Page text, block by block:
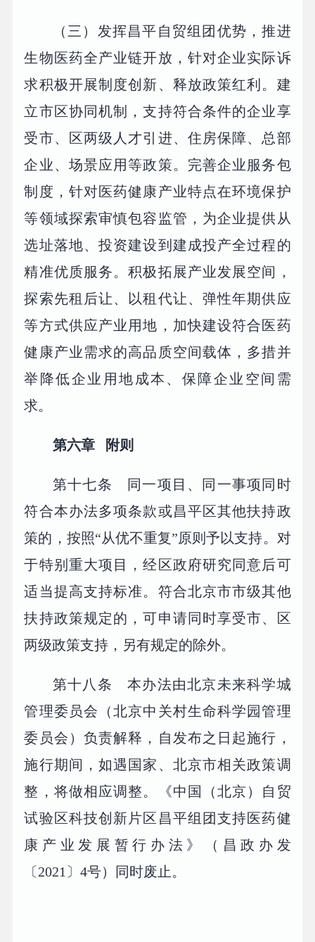
（三）发挥昌平自贸组团优势，推进
生物医药全产业链开放，针对企业实际诉
求积极开展制度创新、释放政策红利。建
立市区协同机制，支持符合条件的企业享
受市、区两级人才引进、住房保障、总部
企业、场景应用等政策。完善企业服务包
制度，针对医药健康产业特点在环境保护
等领域探索审慎包容监管，为企业提供从
选址落地、投资建设到建成投产全过程的
精准优质服务。积极拓展产业发展空间，
探索先租后让、以租代让、弹性年期供应
等方式供应产业用地，加快建设符合医药
健康产业需求的高品质空间载体，多措并
举降低企业用地成本、保障企业空间需
求。
第六章 附则
第十七条 同一项目、同一事项同时
符合本办法多项条款或昌平区其他扶持政
策的，按照“从优不重复”原则予以支持。对
于特别重大项目，经区政府研究同意后可
适当提高支持标准。符合北京市市级其他
扶持政策规定的，可申请同时享受市、区
两级政策支持，另有规定的除外。
第十八条 本办法由北京未来科学城
管理委员会（北京中关村生命科学园管理
委员会）负责解释，自发布之日起施行，
施行期间，如遇国家、北京市相关政策调
整，将做相应调整。《中国（北京）自贸
试验区科技创新片区昌平组团支持医药健
康产业发展暂行办法》（昌政办发
〔2021〕4号）同时废止。